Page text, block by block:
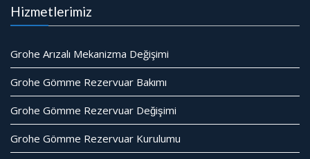
Hizmetlerimiz
Grohe Arızalı Mekanizma Değişimi
Grohe Gömme Rezervuar Bakımı
Grohe Gömme Rezervuar Değişimi
Grohe Gömme Rezervuar Kurulumu